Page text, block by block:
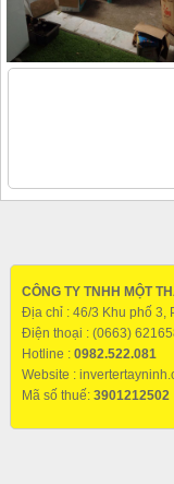
CÔNG TY TNHH MỘT
Địa chỉ : 46/3 Khu phố 3,
Điện thoại : (0663)
Hotline : 0982.522.081
Website :
Mã số thuế: 3901212502